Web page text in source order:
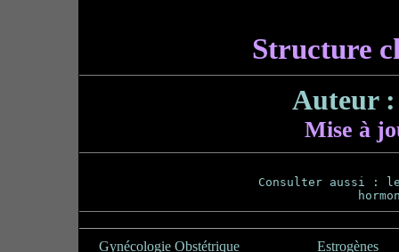
Structure
Auteur
Mise à
Consulter aussi :
Gynécologie Obstétrique Estrogènes